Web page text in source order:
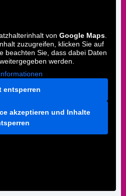
von Google Maps
zuzugreifen, klicken Sie auf
beachten Sie, dass dabei Daten
werden.
entsperren
akzeptieren und Inhalte